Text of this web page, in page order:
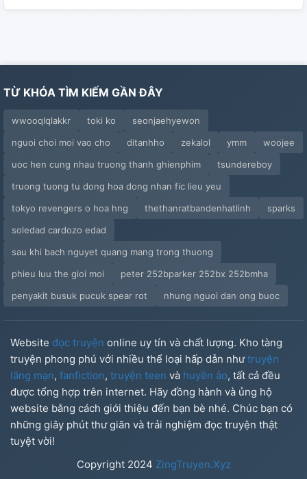
TỪ KHÓA TÌM KIẾM GẦN ĐÂY
wwooqlqlakkr toki ko
seonjaehyewon
nguoi choi moi vao cho
ditanhho zekalol ymm
woojee
uoc hen cung nhau truong thanh ghienphim
tsundereboy
truong tuong tu dong hoa dong nhan fic lieu yeu
tokyo revengers o hoa hng
thethanratbandenhatlinh
sparks
soledad cardozo edad
sau khi bach nguyet quang mang trong thuong
phieu luu the gioi moi
peter 252bparker 252bx 252bmha
penyakit busuk pucuk spear rot
nhung nguoi dan ong buoc
Website đọc truyện online uy tín và chất lượng. Kho tàng
truyện phong phú với nhiều thể loại hấp dẫn nhưtruyện
lãng mạn, fanfiction, truyện teen và huyền ảo, tất cả đều
được tổng hợp trên internet. Hãy đồng hành và ủng hộ
website bằng cách giới thiệu đến bạn bè nhé. Chúc bạn có
những giây phút thư giãn và trải nghiệm đọc truyện thật
tuyệt vời!
Copyright 2024 ZingTruyen.Xyz